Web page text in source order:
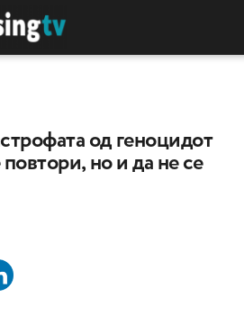
од геноцидот
но и да не се